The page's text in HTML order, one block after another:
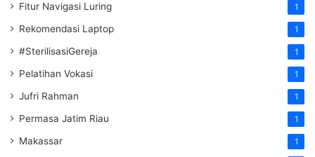
Fitur Navigasi Luring 1
Rekomendasi Laptop 1
#SterilisasiGereja 1
Pelatihan Vokasi 1
Jufri Rahman 1
Permasa Jatim Riau 1
Makassar 1